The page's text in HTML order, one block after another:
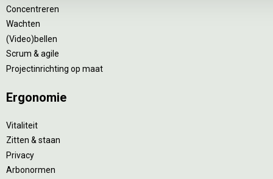
Concentreren
Wachten
(Video)bellen
Scrum & agile
Projectinrichting op maat
Ergonomie
Vitaliteit
Zitten & staan
Privacy
Arbonormen